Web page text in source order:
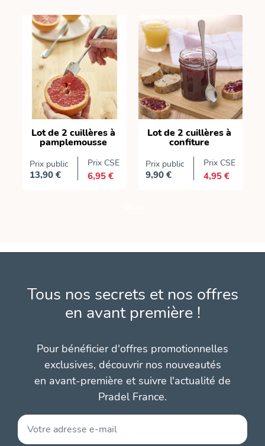
Lot de 2 cuillères à
pamplemousse
Prix public
Prix
13,90 €
Prix CSE
6,95 €
Lot de 2 cuillères à
confiture
Prix public
Prix
9,90 €
Prix CSE
4,95 €
Tous nos secrets et nos offres
en avant première !
Pour bénéficier d'offres promotionnelles
exclusives, découvrir nos nouveautés
en avant-première et suivre l'actualité de
Pradel France.